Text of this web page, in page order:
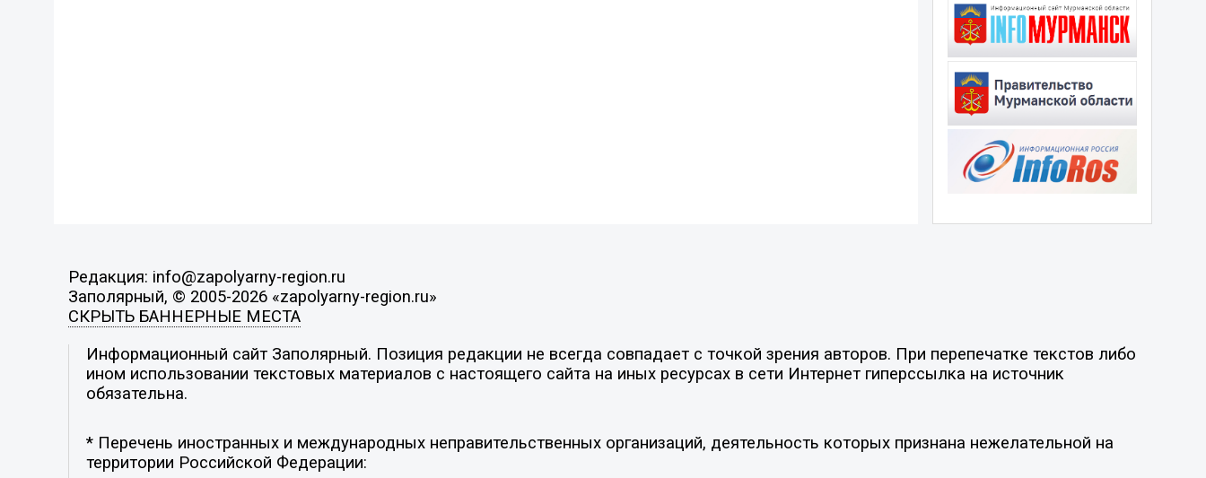
Редакция: info@zapolyarny-region.ru
Заполярный, © 2005-2026 «zapolyarny-region.ru»
СКРЫТЬ БАННЕРНЫЕ МЕСТА
Информационный сайт Заполярный. Позиция редакции не всегда совпадает с точкой зрения авторов. При перепечатке текстов либо
ином использовании текстовых материалов с настоящего сайта на иных ресурсах в сети Интернет гиперссылка на источник
обязательна.
* Перечень иностранных и международных неправительственных организаций, деятельность которых признана нежелательной на
территории Российской Федерации: